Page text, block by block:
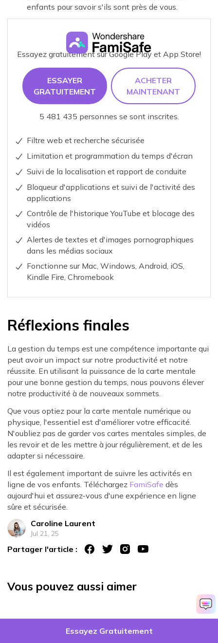
enfants pour savoir s'ils sont près de vous.
Essayez gratuitement sur Google Play et App Store!
ESSAYER
GRATUITEMENT
ACHETER
MAINTENANT
5 481 435 personnes se sont inscrites.
Filtre web et recherche sécurisée
Limitation et programmation du temps d'écran
Suivi de la localisation et rapport de conduite
Bloqueur d'applications et suivi de l'activité des
applications
Contrôle de l'historique YouTube et blocage des
vidéos
Alertes de textes et d'images pornographiques
dans les médias sociaux
Fonctionne sur Mac, Windows, Android, iOS,
Kindle Fire, Chromebook
Réflexions finales
La gestion du temps est une compétence importante qui
peut avoir un impact sur notre productivité et notre
réussite. En utilisant la puissance de la carte mentale
pour une bonne gestion du temps, nous pouvons élever
notre productivité à de nouveaux sommets.
Que vous optiez pour la carte mentale numérique ou
physique, l'essentiel est d'améliorer votre efficacité.
N'oubliez pas de garder vos cartes mentales simples, de
les revoir et de les mettre à jour régulièrement, et de les
adapter si nécessaire.
Il est également important de suivre les activités en
ligne de vos enfants. Téléchargez FamiSafe dès
aujourd'hui et assurez-vous d'une expérience en ligne
sûre et sécurisée.
Caroline Laurent
Jul 21, 25
Partager l'article :
Vous pouvez aussi aimer
Essayez Gratuitement